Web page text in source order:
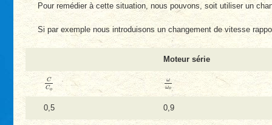
Pour remédier à cette situation, nous pouvons, soit utiliser un
Si par exemple nous introduisons un changement de vitesse
Moteur série
C
Co
CC o
ω
ωo
ωωo
0,5 0,9